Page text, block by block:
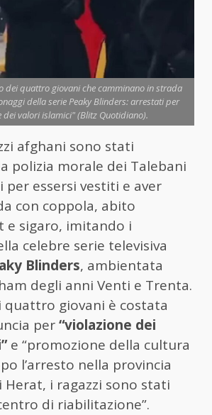
dei quattro giovani che camminano in strada
della serie Peaky Blinders: arrestati per
dei valori islamici" (Blitz Quotidiano).
afghani sono stati
polizia morale dei Talebani
essersi vestiti e aver
con coppola, abito
e sigaro, imitando i
celebre serie televisiva
Blinders, ambientata
degli anni Venti e Trenta.
quattro giovani è costata
per“violazione dei
e “promozione della cultura
l’arresto nella provincia
Herat, i ragazzi sono stati
di riabilitazione”.